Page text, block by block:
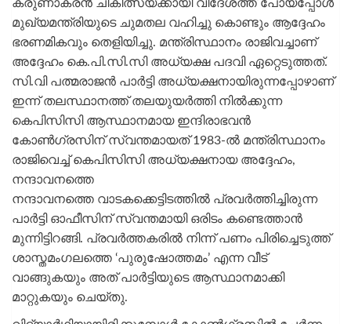
കരുണാകരൻ ചികിത്സയ്ക്കായി വിദേശത്ത് പോയപ്പോൾ
മുഖ്യമന്ത്രിയുടെ ചുമതല വഹിച്ചു കൊണ്ടും ആദ്ദേഹം
ഭരണമികവും തെളിയിച്ചു. മന്ത്രിസ്ഥാനം രാജിവച്ചാണ്
അദ്ദേഹം കെ.പി.സി.സി അധ്യക്ഷ പദവി ഏറ്റെടുത്തത്.
സി.വി പത്മരാജൻ പാർട്ടി അധ്യക്ഷനായിരുന്നപ്പോഴാണ്
ഇന്ന് തലസ്ഥാനത്ത് തലയുയർത്തി നിൽക്കുന്ന
കെപിസിസി ആസ്ഥാനമായ ഇന്ദിരാഭവൻ
കോൺഗ്രസിന് സ്വന്തമായത് 1983-ൽ മന്ത്രിസ്ഥാനം
രാജിവെച്ച് കെപിസിസി അധ്യക്ഷനായ അദ്ദേഹം,
നന്ദാവനത്തെ
നന്ദാവനത്തെ വാടകക്കെട്ടിടത്തിൽ പ്രവർത്തിച്ചിരുന്ന
പാർട്ടി ഓഫീസിന് സ്വന്തമായി ഒരിടം കണ്ടെത്താൻ
മുന്നിട്ടിറങ്ങി. പ്രവർത്തകരിൽ നിന്ന് പണം പിരിച്ചെടുത്ത്
ശാസ്തമംഗലത്തെ ‘പുരുഷോത്തമം’ എന്ന വീട്
വാങ്ങുകയും അത് പാർട്ടിയുടെ ആസ്ഥാനമാക്കി
മാറ്റുകയും ചെയ്തു.